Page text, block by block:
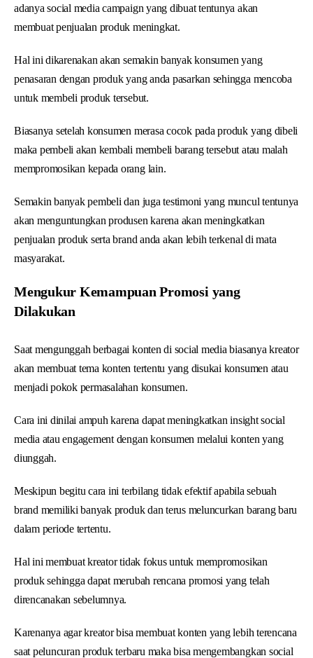
adanya social media campaign yang dibuat tentunya akan
membuat penjualan produk meningkat.
Hal ini dikarenakan akan semakin banyak konsumen yang
penasaran dengan produk yang anda pasarkan sehingga mencoba
untuk membeli produk tersebut.
Biasanya setelah konsumen merasa cocok pada produk yang dibeli
maka pembeli akan kembali membeli barang tersebut atau malah
mempromosikan kepada orang lain.
Semakin banyak pembeli dan juga testimoni yang muncul tentunya
akan menguntungkan produsen karena akan meningkatkan
penjualan produk serta brand anda akan lebih terkenal di mata
masyarakat.
Mengukur Kemampuan Promosi yang
Dilakukan
Saat mengunggah berbagai konten di social media biasanya kreator
akan membuat tema konten tertentu yang disukai konsumen atau
menjadi pokok permasalahan konsumen.
Cara ini dinilai ampuh karena dapat meningkatkan insight social
media atau engagement dengan konsumen melalui konten yang
diunggah.
Meskipun begitu cara ini terbilang tidak efektif apabila sebuah
brand memiliki banyak produk dan terus meluncurkan barang baru
dalam periode tertentu.
Hal ini membuat kreator tidak fokus untuk mempromosikan
produk sehingga dapat merubah rencana promosi yang telah
direncanakan sebelumnya.
Karenanya agar kreator bisa membuat konten yang lebih terencana
saat peluncuran produk terbaru maka bisa mengembangkan social